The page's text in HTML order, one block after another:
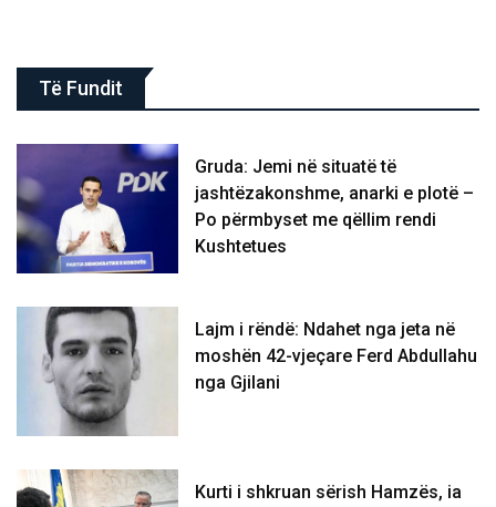
Të Fundit
Gruda: Jemi në situatë të
jashtëzakonshme, anarki e plotë –
Po përmbyset me qëllim rendi
Kushtetues
Lajm i rëndë: Ndahet nga jeta në
moshën 42-vjeçare Ferd Abdullahu
nga Gjilani
Kurti i shkruan sërish Hamzës, ia